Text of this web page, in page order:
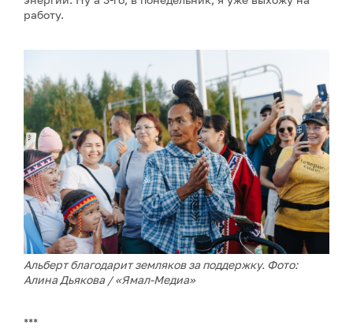
работу.
Альберт благодарит земляков за поддержку. Фото:
Алина Дьякова / «Ямал-Медиа»
***